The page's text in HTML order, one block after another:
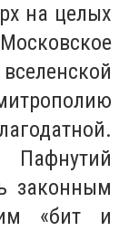
на целых
законным
«бит и